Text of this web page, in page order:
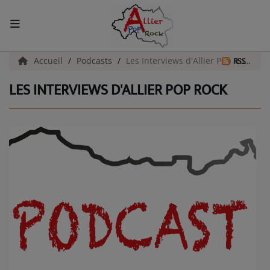
ACCUEIL
Actualités
AGENDA CULTUREL - ALLIER
La Radio
EMISSIONS
Accueil Podcasts Les Interviews d'Allier Pop Rock
RSS
LES INTERVIEWS D'ALLIER POP ROCK